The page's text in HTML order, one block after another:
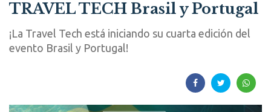
TRAVEL TECH Brasil y Portugal
¡La Travel Tech está iniciando su cuarta edición del
evento Brasil y Portugal!